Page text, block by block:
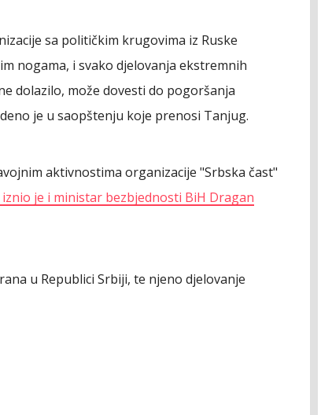
sa političkim krugovima iz Ruske
nogama, i svako djelovanja ekstremnih
dolazilo, može dovesti do pogoršanja
je u saopštenju koje prenosi Tanjug.
aktivnostima organizacije "Srbska čast"
je i ministar bezbjednosti BiH Dragan
u Republici Srbiji, te njeno djelovanje